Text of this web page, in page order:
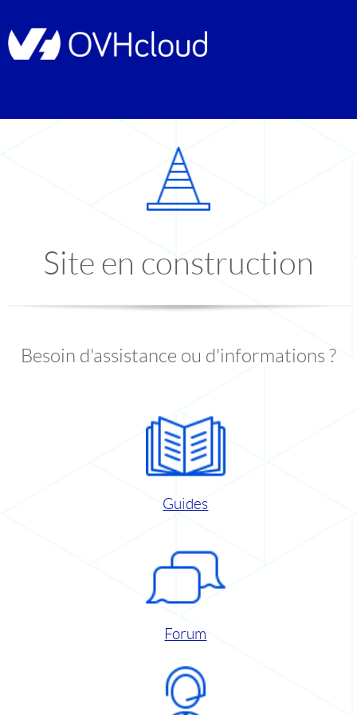
Site en construction
Besoin d'assistance ou d'informations ?
Guides
Forum